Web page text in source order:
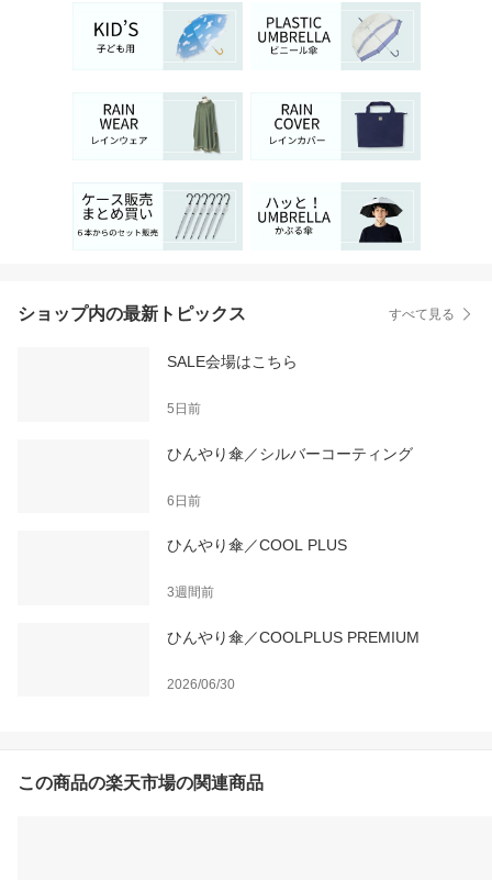
ショップ内の最新トピックス すべて見る
SALE会場はこちら
5日前
ひんやり傘／シルバーコーティング
6日前
ひんやり傘／COOL PLUS
3週間前
ひんやり傘／COOLPLUS PREMIUM
2026/06/30
この商品の楽天市場の関連商品